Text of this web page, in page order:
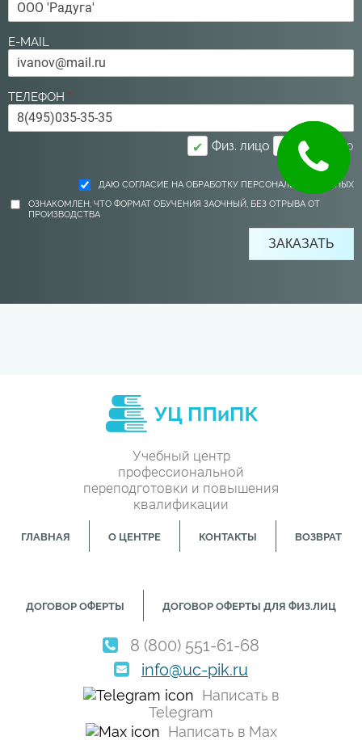
E-MAIL
ТЕЛЕФОН *
✔ Физ. лицо Юр. лицо
ДАЮ СОГЛАСИЕ НА ОБРАБОТКУ ПЕРСОНАЛЬНЫХ ДАННЫХ
ОЗНАКОМЛЕН, ЧТО ФОРМАТ ОБУЧЕНИЯ ЗАОЧНЫЙ, БЕЗ ОТРЫВА ОТ
ПРОИЗВОДСТВА
Учебный центр
профессиональной
переподготовки и повышения
квалификации
ГЛАВНАЯ О ЦЕНТРЕ КОНТАКТЫ ВОЗВРАТ
ДОГОВОР ОФЕРТЫ ДОГОВОР ОФЕРТЫ ДЛЯ ФИЗ.ЛИЦ
8 (800) 551-61-68
info@uc-pik.ru
Написать в
Telegram
Написать в Max